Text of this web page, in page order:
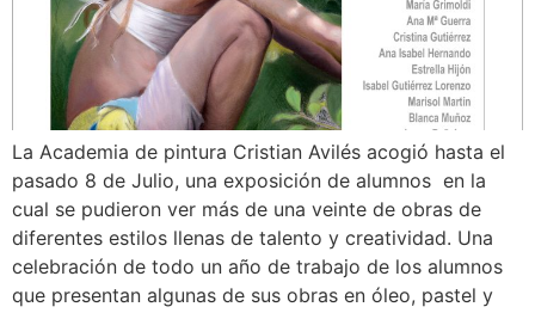
La Academia de pintura Cristian Avilés acogió hasta el
pasado 8 de Julio, una exposición de alumnos en la
cual se pudieron ver más de una veinte de obras de
diferentes estilos llenas de talento y creatividad. Una
celebración de todo un año de trabajo de los alumnos
que presentan algunas de sus obras en óleo, pastel y